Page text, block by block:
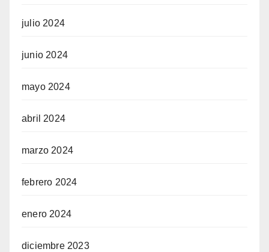
julio 2024
junio 2024
mayo 2024
abril 2024
marzo 2024
febrero 2024
enero 2024
diciembre 2023